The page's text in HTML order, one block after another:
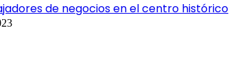
de negocios en el centro histórico